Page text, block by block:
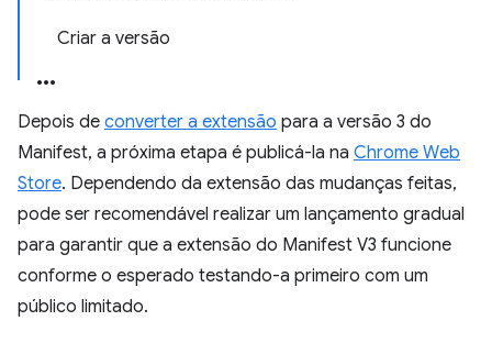
Criar a versão
Depois de converter a extensão para a versão 3 do
Manifest, a próxima etapa é publicá-la na Chrome Web
Store. Dependendo da extensão das mudanças feitas,
pode ser recomendável realizar um lançamento gradual
para garantir que a extensão do Manifest V3 funcione
conforme o esperado testando-a primeiro com um
público limitado.